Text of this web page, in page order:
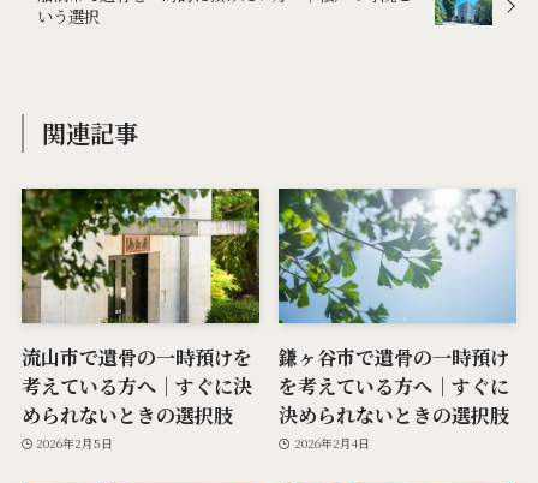
いう選択
関連記事
流山市で遺骨の一時預けを
考えている方へ｜すぐに決
められないときの選択肢
2026年2月5日
鎌ヶ谷市で遺骨の一時預け
を考えている方へ｜すぐに
決められないときの選択肢
2026年2月4日